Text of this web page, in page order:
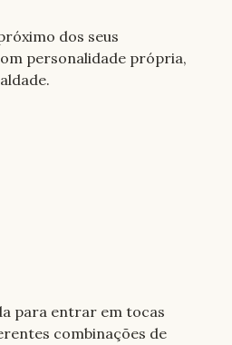
dos seus
personalidade própria,
para entrar em tocas
combinações de